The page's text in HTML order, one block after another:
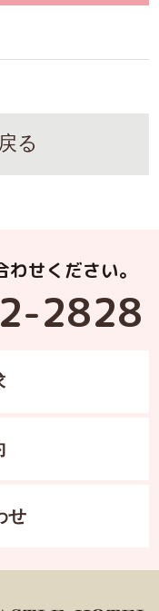
る
せください。
2828
せ